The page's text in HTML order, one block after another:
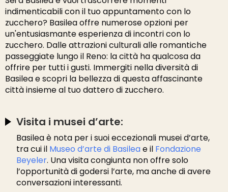
indimenticabili con il tuo appuntamento con lo
zucchero? Basilea offre numerose opzioni per
un'entusiasmante esperienza di incontri con lo
zucchero. Dalle attrazioni culturali alle romantiche
passeggiate lungo il Reno: la città ha qualcosa da
offrire per tutti i gusti. Immergiti nella diversità di
Basilea e scopri la bellezza di questa affascinante
città insieme al tuo dattero di zucchero.
Visita i musei d’arte:
Basilea è nota per i suoi eccezionali musei d’arte,
tra cui il Museo d’arte di Basileae il Fondazione
Beyeler. Una visita congiunta non offre solo
l’opportunità di godersi l’arte, ma anche di avere
conversazioni interessanti.